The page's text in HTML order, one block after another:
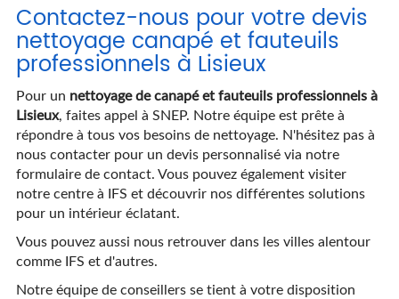
Contactez-nous pour votre devis
nettoyage canapé et fauteuils
professionnels à Lisieux
Pour un nettoyage de canapé et fauteuils professionnels à
Lisieux, faites appel à SNEP. Notre équipe est prête à
répondre à tous vos besoins de nettoyage. N'hésitez pas à
nous contacter pour un devis personnalisé via notre
formulaire de contact. Vous pouvez également visiter
notre centre à IFS et découvrir nos différentes solutions
pour un intérieur éclatant.
Vous pouvez aussi nous retrouver dans les villes alentour
comme IFS et d'autres.
Notre équipe de conseillers se tient à votre disposition